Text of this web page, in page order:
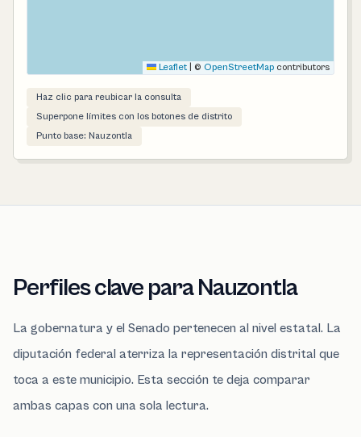
Leaflet © OpenStreetMap contributors
Haz clic para reubicar la consulta
Superpone límites con los botones de distrito
Punto base: Nauzontla
Perfiles clave para Nauzontla
La gobernatura y el Senado pertenecen al nivel estatal. La
diputación federal aterriza la representación distrital que
toca a este municipio. Esta sección te deja comparar
ambas capas con una sola lectura.